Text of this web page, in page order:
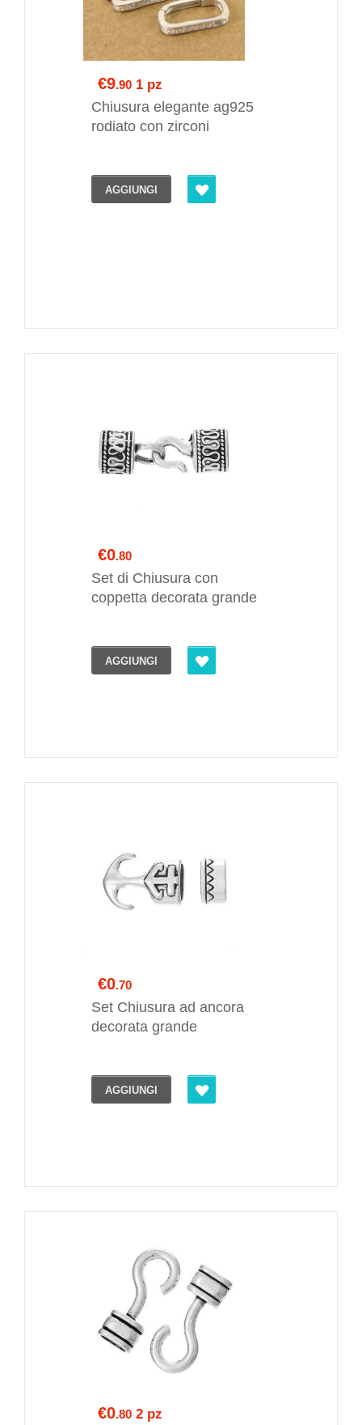
€9.90 1 pz
Chiusura elegante ag925
rodiato con zirconi
AGGIUNGI
€0.80
Set di Chiusura con
coppetta decorata grande
AGGIUNGI
€0.70
Set Chiusura ad ancora
decorata grande
AGGIUNGI
€0.80 2 pz